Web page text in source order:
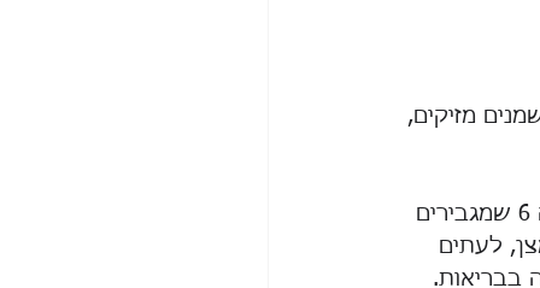
מזיקים,
✅ מינימום רעלים – במסעדות משתמשים לרוב בשמנים צמחיים רוויים באומגה 6 שמגבירים
לעתים
בבריאות.